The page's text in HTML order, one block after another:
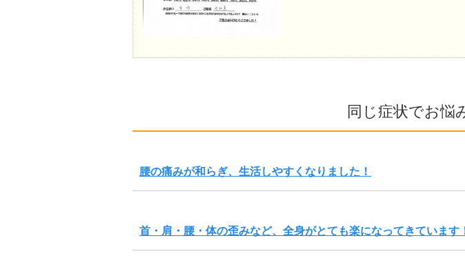
同じ症状でお悩
腰の痛みが和らぎ、生活しやすくなりました！
首・肩・腰・体の歪みなど、全身がとても楽になってきています